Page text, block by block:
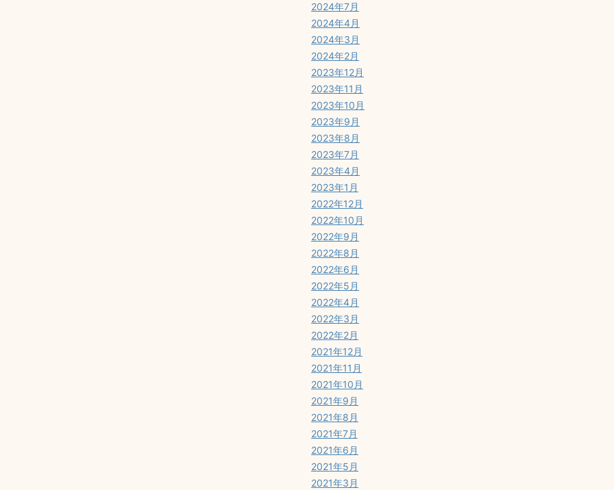
2024年7月
2024年4月
2024年3月
2024年2月
2023年12月
2023年11月
2023年10月
2023年9月
2023年8月
2023年7月
2023年4月
2023年1月
2022年12月
2022年10月
2022年9月
2022年8月
2022年6月
2022年5月
2022年4月
2022年3月
2022年2月
2021年12月
2021年11月
2021年10月
2021年9月
2021年8月
2021年7月
2021年6月
2021年5月
2021年3月